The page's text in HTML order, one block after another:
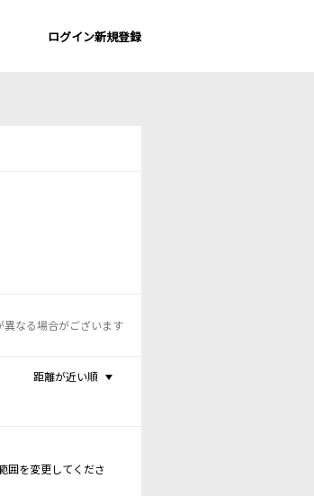
ログイン新規登録
なる場合がございます
距離が近い順
囲を変更してくださ